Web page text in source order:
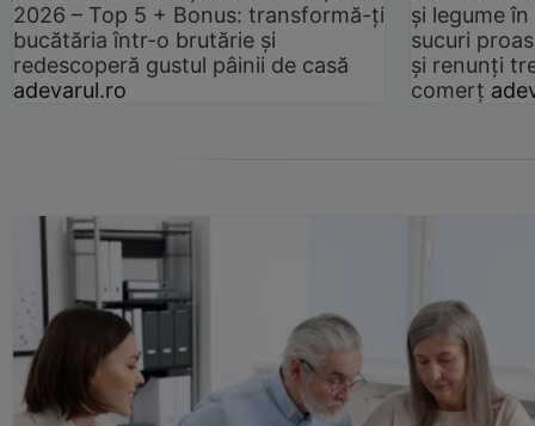
2026 – Top 5 + Bonus: transformă-ți
bucătăria într-o brutărie și
redescoperă gustul pâinii de casă
adevarul.ro
și legume
sucuri
și renunți
comerț